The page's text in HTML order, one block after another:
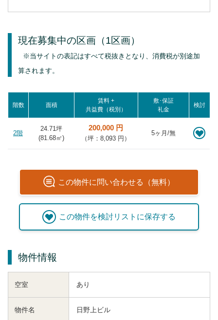
現在募集中の区画 （1区画）
※当サイトの表記はすべて税抜きとなり、消費税が別途加
算されます。
階数 面積
賃料 +
共益費（税別）
敷･保証
礼金
検討
2階
24.71坪
(81.68㎡)
200,000 円
（坪：8,093 円）
5ヶ月/無
この物件に問い合わせる（無料）
この物件を検討リストに保存する
物件情報
空室 あり
物件名 日野上ビル